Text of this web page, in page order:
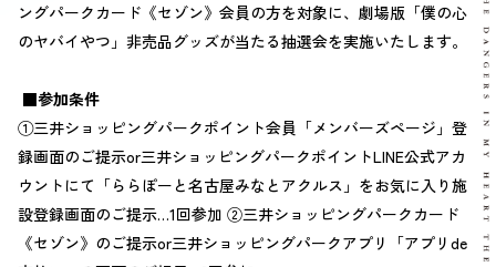
ングパークカード《セゾン》会員の方を対象に、劇場版「僕の心
のヤバイやつ」非売品グッズが当たる抽選会を実施いたします。
■参加条件
①三井ショッピングパークポイント会員「メンバーズページ」登
録画面のご提示or三井ショッピングパークポイントLINE公式アカ
ウントにて「ららぽーと名古屋みなとアクルス」をお気に入り施
設登録画面のご提示…1回参加 ②三井ショッピングパークカード
《セゾン》のご提示or三井ショッピングパークアプリ「アプリde